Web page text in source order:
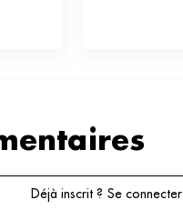
Déjà inscrit ? Se connecter